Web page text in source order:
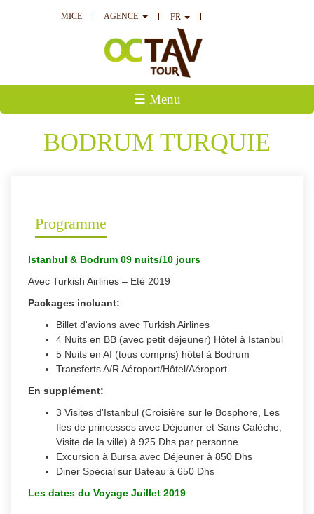
MICE AGENCE FR
☰ Menu
BODRUM TURQUIE
Programme
Istanbul & Bodrum 09 nuits/10 jours
Avec Turkish Airlines – Eté 2019
Packages incluant:
Billet d'avions avec Turkish Airlines
4 Nuits en BB (avec petit déjeuner) Hôtel à Istanbul
5 Nuits en AI (tous compris) hôtel à Bodrum
Transferts A/R Aéroport/Hôtel/Aéroport
En supplément:
3 Visites d'Istanbul (Croisière sur le Bosphore, Les
Iles de princesses avec Déjeuner et Sans Calèche,
Visite de la ville) à 925 Dhs par personne
Excursion à Bursa avec Déjeuner à 850 Dhs
Diner Spécial sur Bateau à 650 Dhs
Les dates du Voyage Juillet 2019